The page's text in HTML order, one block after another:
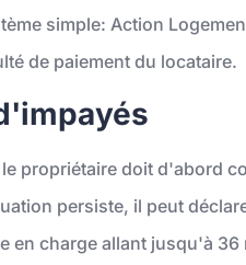
simple: Action
de paiement du locataire.
propriétaire doit d'abord
persiste, il peut
en charge allant jusqu'à